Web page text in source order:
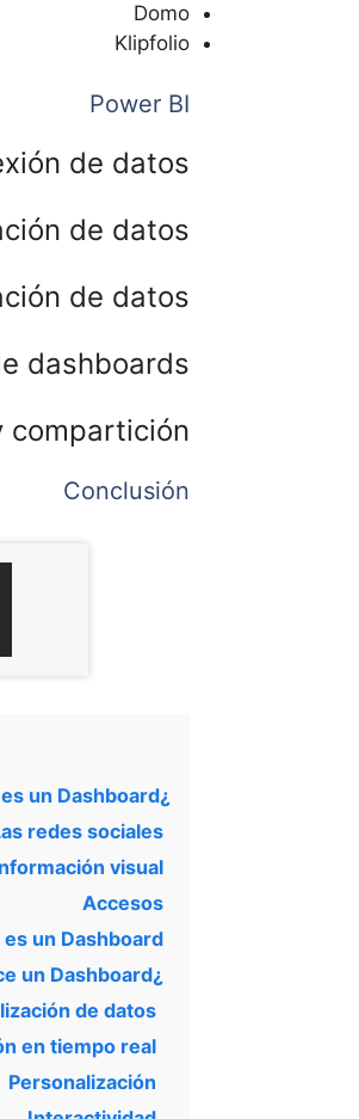
Domo
Klipfolio
Power BI
de datos
de datos
de datos
dashboards
compartición
Conclusión
¿Qué es un Dashboard?
redes sociales
visual
Accesos
un Dashboard?
¿Qué ofrece un Dashboard?
de datos
en tiempo real
Personalización